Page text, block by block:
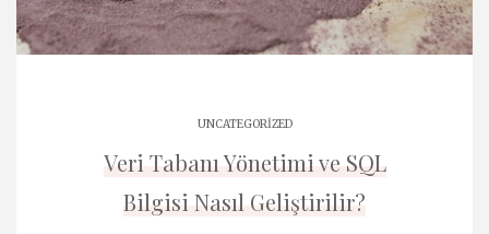
UNCATEGORIZED
Veri Tabanı Yönetimi ve SQL
Bilgisi Nasıl Geliştirilir?